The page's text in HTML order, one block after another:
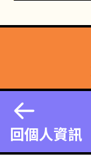
回個人資訊